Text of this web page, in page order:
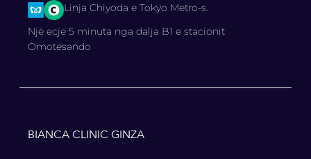
Linja Chiyoda e Tokyo Metro-s.
Një ecje 5 minuta nga dalja B1 e stacionit
Omotesando
BIANCA CLINIC GINZA